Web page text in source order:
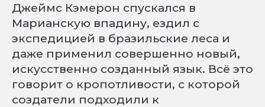
Джеймс Кэмерон спускался в
Марианскую впадину, ездил с
экспедицией в бразильские леса и
даже применил совершенно новый,
искусственно созданный язык. Всё это
говорит о кропотливости, с которой
создатели подходили к